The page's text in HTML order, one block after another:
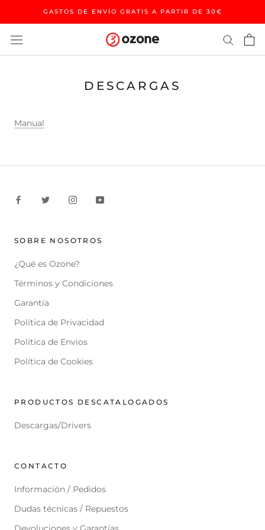
contenido
GASTOS DE ENVÍO GRATIS A PARTIR DE 30€
DESCARGAS
Manual
SOBRE NOSOTROS
¿Qué es Ozone?
Términos y Condiciones
Garantía
Política de Privacidad
Política de Envios
Política de Cookies
PRODUCTOS DESCATALOGADOS
Descargas/Drivers
CONTACTO
Información / Pedidos
Dudas técnicas / Repuestos